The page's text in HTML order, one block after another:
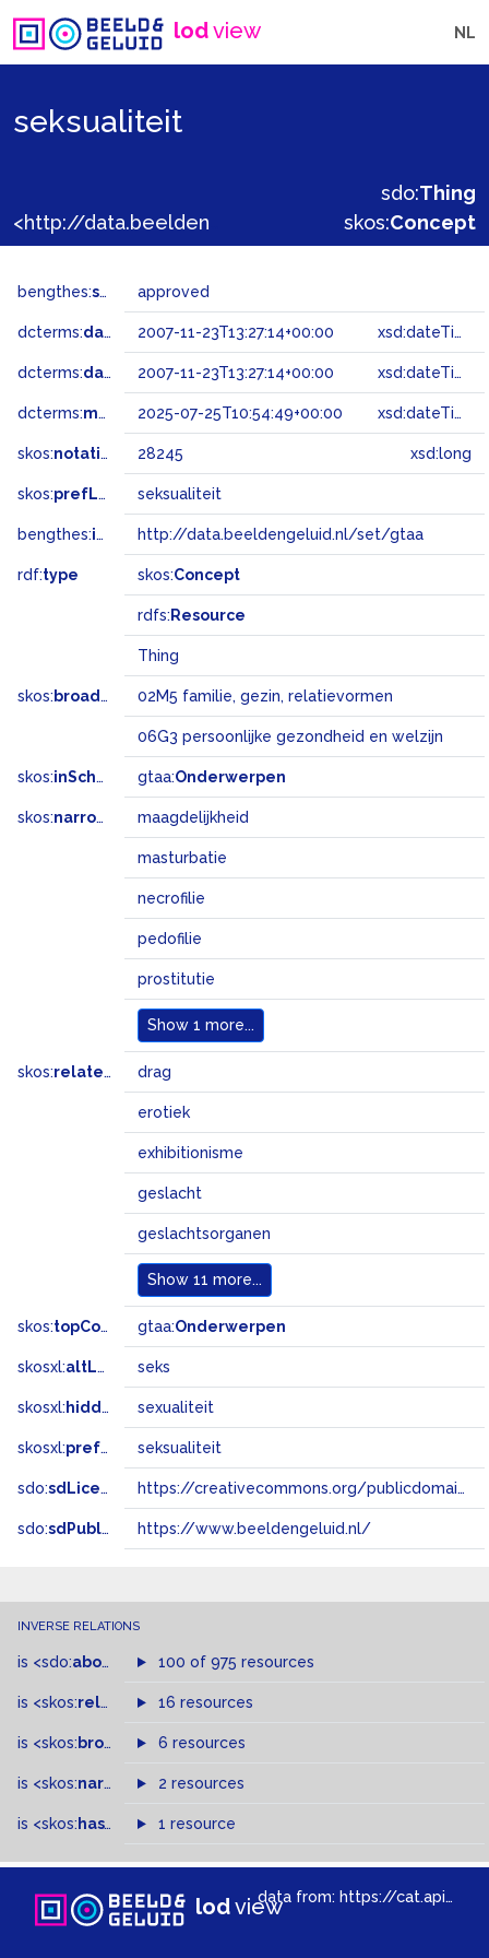
lodview NL
seksualiteit
sdo:Thing
skos:Concept
bengthes:status approved
dcterms:dateAccepted 2007-11-23T13:27:14+00:00 xsd:dateTime
dcterms:dateSubmitted 2007-11-23T13:27:14+00:00 xsd:dateTime
dcterms:modified 2025-07-25T10:54:49+00:00 xsd:dateTime
skos:notation 28245 xsd:long
skos:prefLabel seksualiteit
bengthes:inSet http://data.beeldengeluid.nl/set/gtaa
rdf:type skos:Concept
rdfs: Resource
Thing
skos: broadMatch 02M5 familie, gezin, relatievormen
06G3 persoonlijke gezondheid en welzijn
skos:inScheme gtaa:Onderwerpen
skos:narrower maagdelijkheid
masturbatie
necrofilie
pedofilie
prostitutie
Show 1 more...
skos:related drag
erotiek
exhibitionisme
geslacht
geslachtsorganen
Show 11 more...
skos:topConceptOf gtaa:Onderwerpen
skosxl:altLabel seks
skosxl: hiddenLabel sexualiteit
skosxl:prefLabel seksualiteit
sdo:sdLicense https://creativecommons.org/publicdomain/zero/1.0/
sdo:sdPublisher https://www.beeldengeluid.nl/
INVERSE RELATIONS
is <sdo:about of 100 of 975 resources
is <skos:related > of
16 resources
is <skos: broader > of
6 resources
is <skos:narrowMatch >of
2 resources
is <skos: hasTopConcept >of
1 resource
lodviewdata from: https://cat.apis.beeldengeluid.nl/sparql